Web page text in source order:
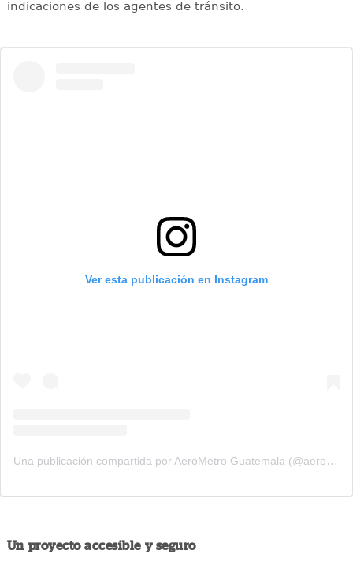
indicaciones de los agentes de tránsito.
Ver esta publicación en Instagram
Una publicación compartida por AeroMetro Guatemala (@aerometrogt)
Un proyecto accesible y seguro